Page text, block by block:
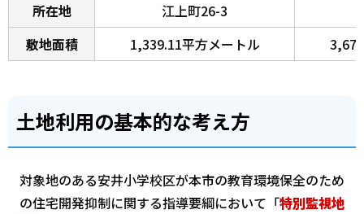
所在地
江上町26-3
敷地面積
1,339.11平方メートル
土地利用の基本的な考え方
対象地のある安井小学校区が本市の教育環境保全のため
の住宅開発抑制に関する指導要綱において「特別監視地